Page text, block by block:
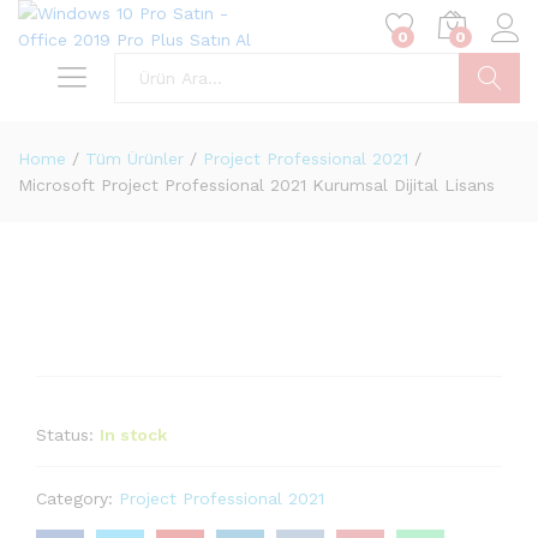
0 0
Home / Tüm Ürünler / Project Professional 2021 /
Microsoft Project Professional 2021 Kurumsal Dijital Lisans
Status: In stock
Category: Project Professional 2021